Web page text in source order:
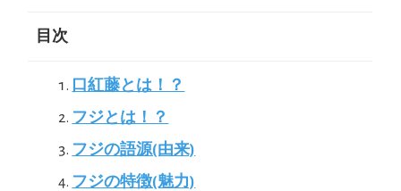
目次
口紅藤とは！？
フジとは！？
フジの語源(由来)
フジの特徴(魅力)